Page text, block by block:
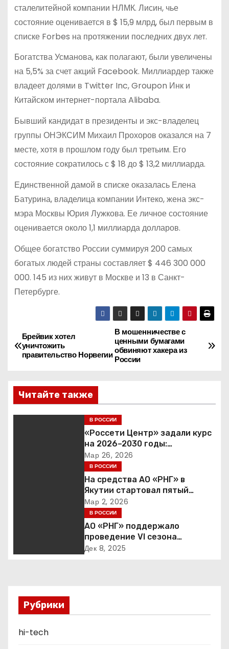
сталелитейной компании НЛМК. Лисин, чье
состояние оценивается в $ 15,9 млрд, был первым в
списке Forbes на протяжении последних двух лет.
Богатства Усманова, как полагают, были увеличены
на 5,5% за счет акций Facebook. Миллиардер также
владеет долями в Twitter Inc, Groupon Инк и
Китайском интернет-портала Alibaba.
Бывший кандидат в президенты и экс-владелец
группы ОНЭКСИМ Михаил Прохоров оказался на 7
месте, хотя в прошлом году был третьим. Его
состояние сократилось с $ 18 до $ 13,2 миллиарда.
Единственной дамой в списке оказалась Елена
Батурина, владелица компании Интеко, жена экс-
мэра Москвы Юрия Лужкова. Ее личное состояние
оценивается около 1,1 миллиарда долларов.
Общее богатство России суммируя 200 самых
богатых людей страны составляет $ 446 300 000
000. 145 из них живут в Москве и 13 в Санкт-
Петербурге.
Н
а
и
о
а
п
и
В мошенничестве с
ценными бумагами
обвиняют хакера из
России
Брейвик хотел
уничтожить
правительство Норвегии
Читайте также
В РОССИИ
«Россети Центр» задали курс
на 2026–2030 годы:
инвестиции в надежность и
сбалансированная
финансовая политика
Мар 26, 2026
В РОССИИ
На средства АО «РНГ» в
Якутии стартовал пятый
юбилейный конкурс в сфере
образования
Мар 2, 2026
В РОССИИ
АО «РНГ» поддержало
проведение VI сезона
международной детско-
Дек 8, 2025
Рубрики
hi-tech